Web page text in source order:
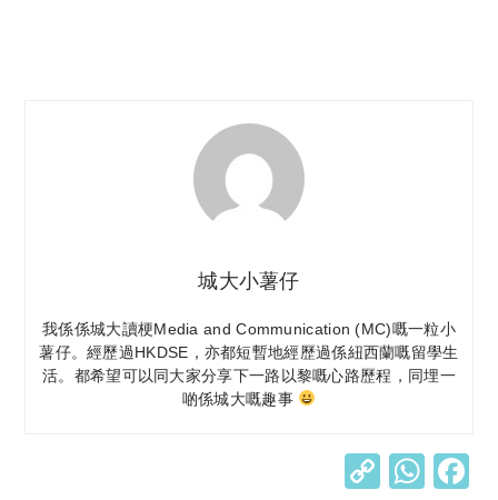
城大小薯仔
我係係城大讀梗Media and Communication (MC)嘅一粒小
薯仔。經歷過HKDSE，亦都短暫地經歷過係紐西蘭嘅留學生
活。都希望可以同大家分享下一路以黎嘅心路歷程，同埋一
啲係城大嘅趣事
C W